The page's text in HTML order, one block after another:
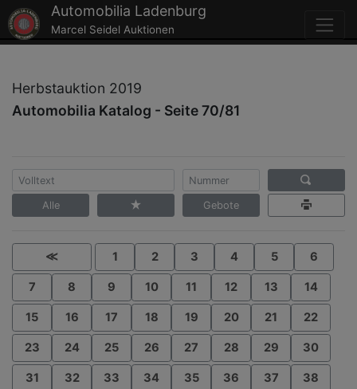
Automobilia Ladenburg
Marcel Seidel Auktionen
Herbstauktion 2019
Automobilia Katalog - Seite 70/81
Alle Gebote
≪ 1 2 3 4 5 6
7 8 9 10 11 12 13 14
15 16 17 18 19 20 21 22
23 24 25 26 27 28 29 30
31 32 33 34 35 36 37 38